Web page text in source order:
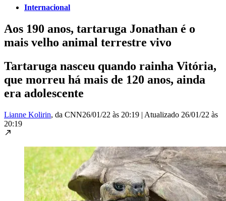
Internacional
Aos 190 anos, tartaruga Jonathan é o
mais velho animal terrestre vivo
Tartaruga nasceu quando rainha Vitória,
que morreu há mais de 120 anos, ainda
era adolescente
Lianne Kolirin, da CNN26/01/22 às 20:19 | Atualizado 26/01/22 às
20:19